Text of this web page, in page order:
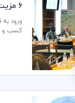
6 مزيت شركت در دوره آموزشي قراردادهاي بين‌المللي ICC
ورود